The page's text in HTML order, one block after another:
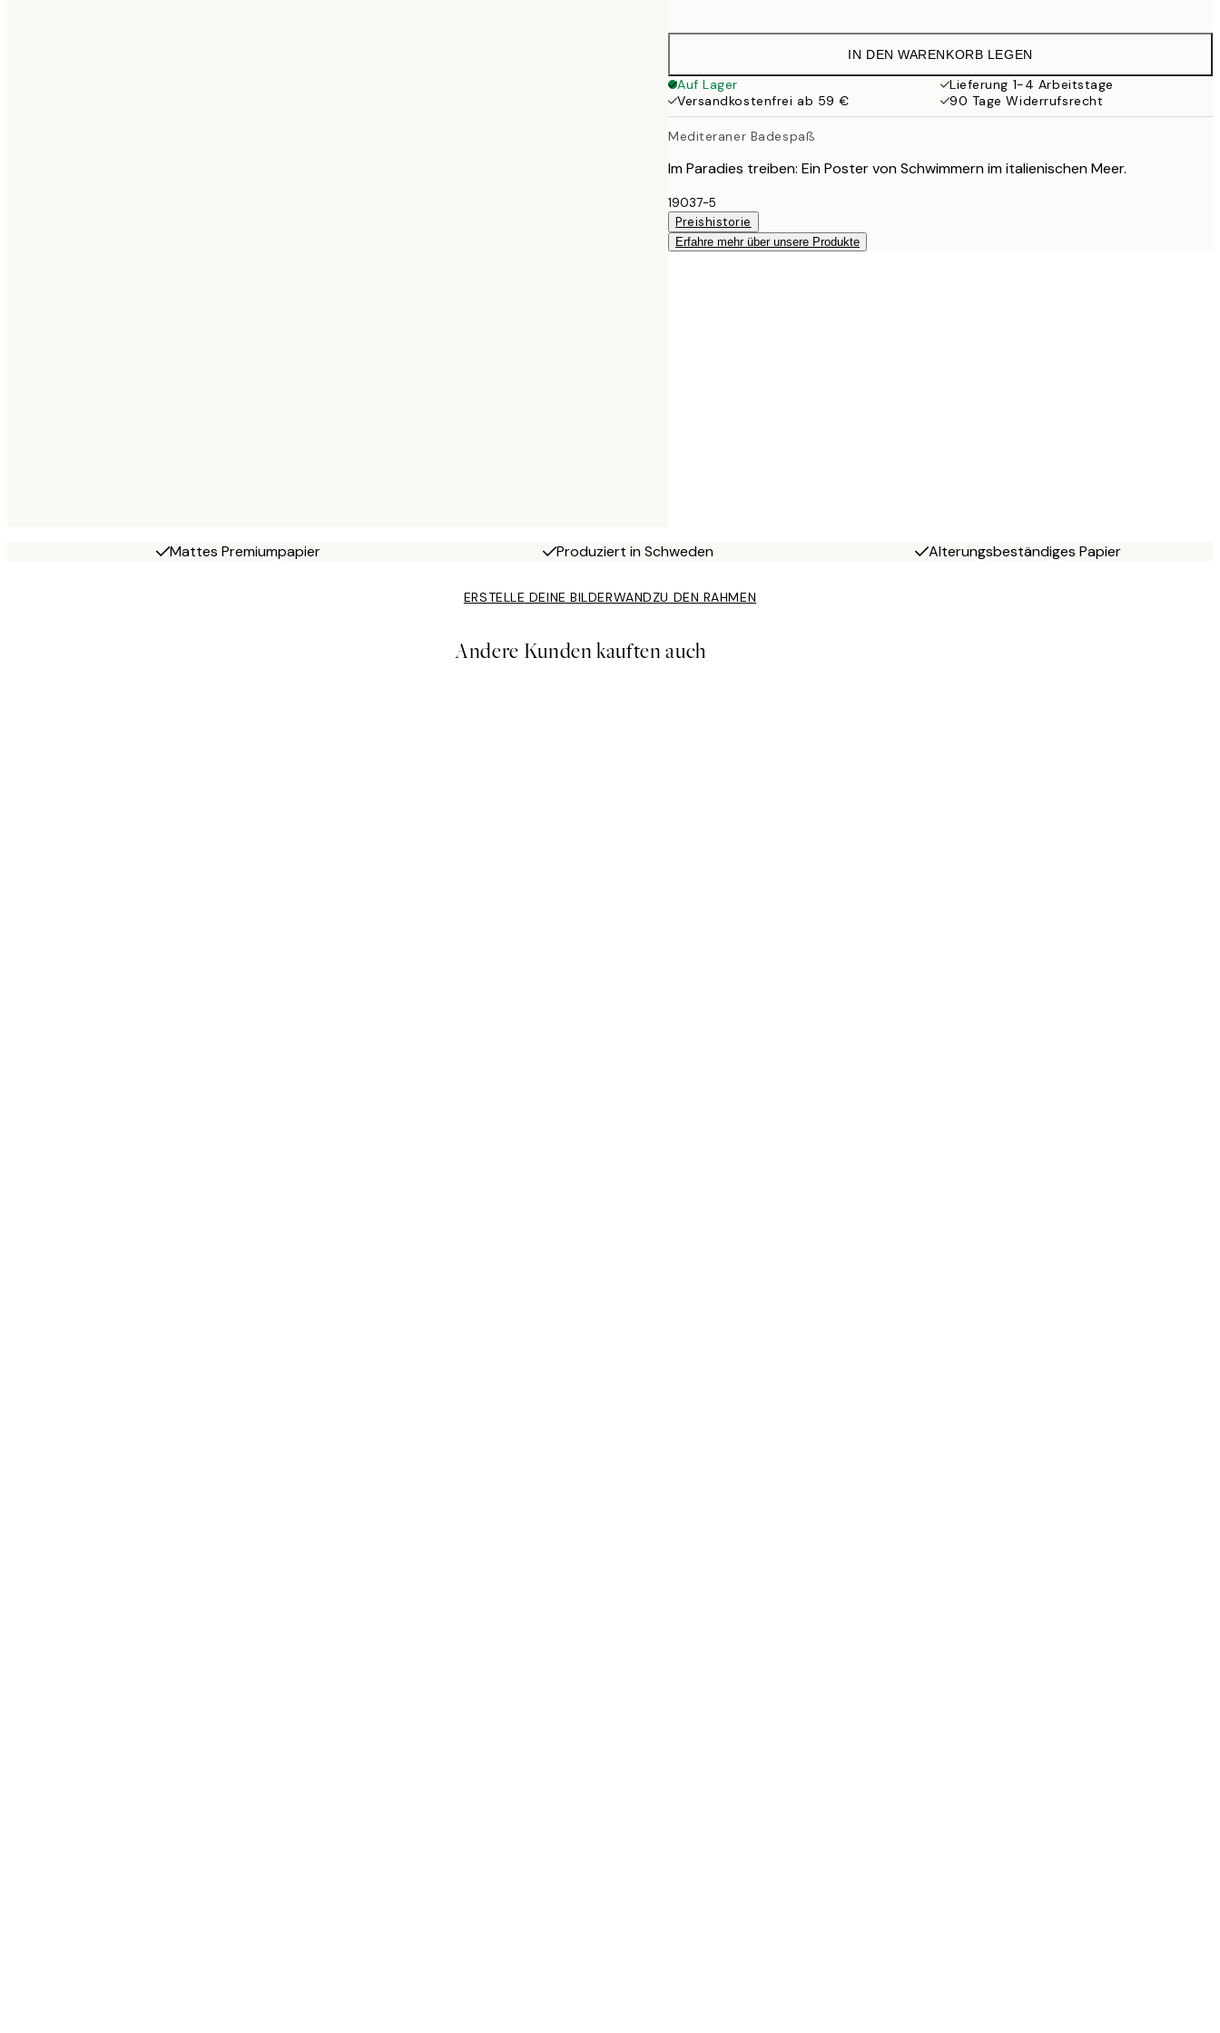
27,45 €
35,95 €
70x100 cm
49 €
IN DEN WARENKORB LEGEN
Auf Lager
Lieferung 1-4 Arbeitstage
Versandkostenfrei ab 59 €
90 Tage Widerrufsrecht
Mediteraner Badespaß
Im Paradies treiben: Ein Poster von Schwimmern im italienischen Meer.
19037-5
Preishistorie
Erfahre mehr über unsere Produkte
Mattes Premiumpapier Produziert in Schweden Alterungsbeständiges Papier
ERSTELLE DEINE BILDERWANDZU DEN RAHMEN
Andere Kunden kauften auch